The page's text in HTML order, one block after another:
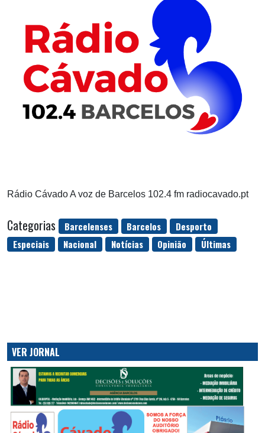
Rádio Cávado A voz de Barcelos 102.4 fm radiocavado.pt
Categorias Barcelenses Barcelos
Desporto
Especiais
Nacional Notícias Opinião Últimas
VER JORNAL